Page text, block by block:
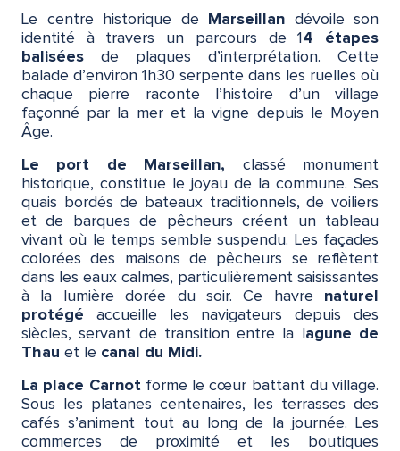
Le Bagnas
Se déplacer à Marseillan
F.A.Q.
Le centre historique de Marseillan dévoile son
identité à travers un parcours de 1 4 étapes
balisées de plaques d’interprétation. Cette
balade d’environ 1h30 serpente dans les ruelles où
chaque pierre raconte l’histoire d’un village
façonné par la mer et la vigne depuis le Moyen
Âge.
Le port de Marseillan, classé monument
historique, constitue le joyau de la commune. Ses
quais bordés de bateaux traditionnels, de voiliers
et de barques de pêcheurs créent un tableau
vivant où le temps semble suspendu. Les façades
colorées des maisons de pêcheurs se reflètent
dans les eaux calmes, particulièrement saisissantes
à la lumière dorée du soir. Ce havre naturel
protégé accueille les navigateurs depuis des
siècles, servant de transition entre la l agune de
Thau et le canal du Midi.
La place Carnotforme le cœur battant du village.
Sous les platanes centenaires, les terrasses des
cafés s’animent tout au long de la journée. Les
commerces de proximité et les boutiques